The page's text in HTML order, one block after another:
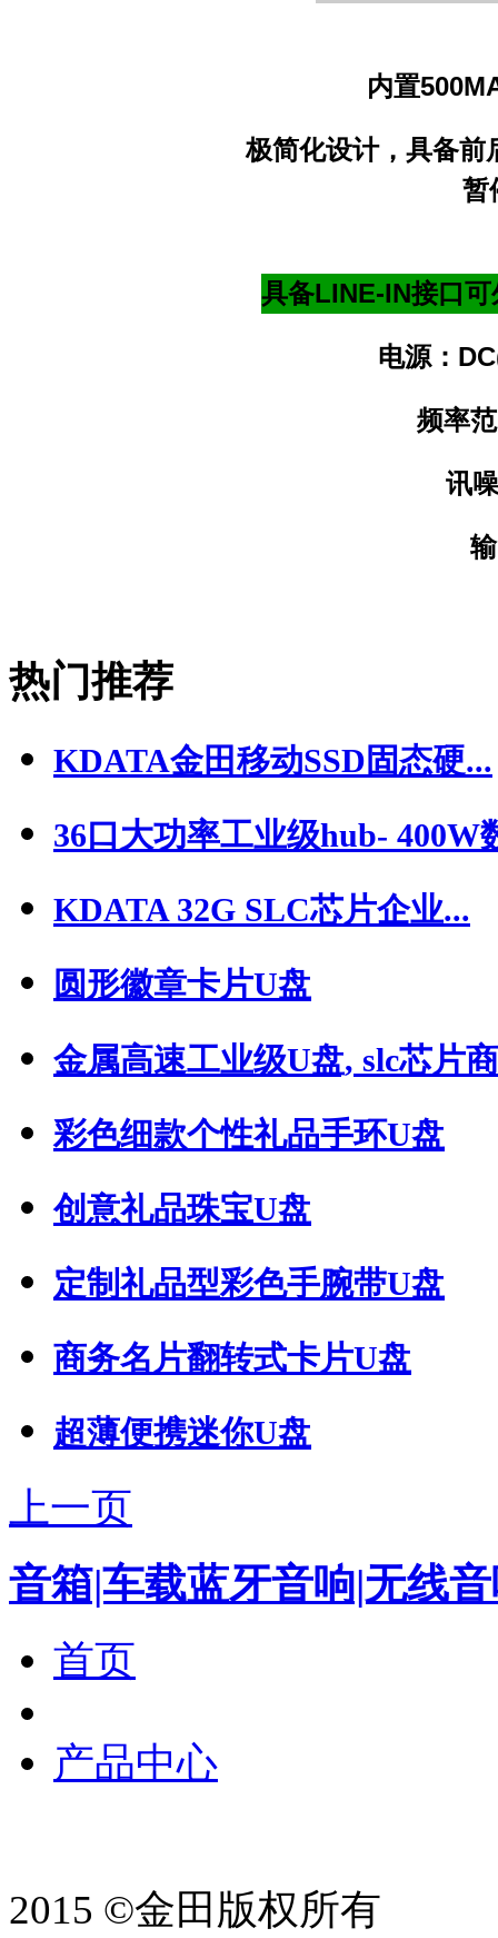
内置
极简化设计，具备前
暂
具备LINE-IN接口
电源：
频率
讯
热门推荐
KDATA金田移动SSD固态硬...
36口大功率工业级hub- 400W
KDATA 32G SLC芯片企业...
圆形徽章卡片U盘
金属高速工业级U盘, slc芯片
彩色细款个性礼品手环U盘
创意礼品珠宝U盘
定制礼品型彩色手腕带U盘
商务名片翻转式卡片U盘
超薄便携迷你U盘
上一页
音箱|车载蓝牙音响|无线
首页
产品中心
2015 ©金田版权所有